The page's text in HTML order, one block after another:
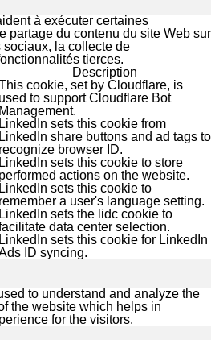
à exécuter certaines
partage du contenu du site Web sur
sociaux, la collecte de
tierces.
Description
cookie, set by Cloudflare, is
used to support Cloudflare Bot
Management.
LinkedIn sets this cookie from
LinkedIn share buttons and ad tags to
recognize browser ID.
LinkedIn sets this cookie to store
performed actions on the website.
LinkedIn sets this cookie to
remember a user's language setting.
LinkedIn sets the lidc cookie to
data center selection.
LinkedIn sets this cookie for LinkedIn
ID syncing.
to understand and analyze the
the website which helps in
for the visitors.